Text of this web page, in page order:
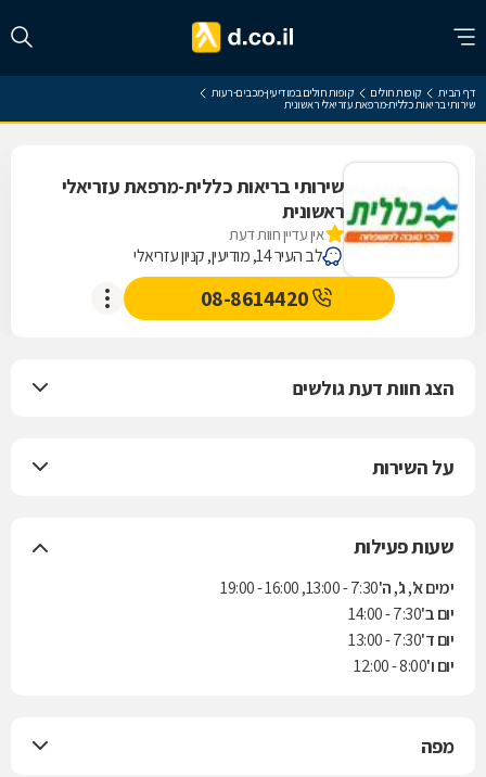
דף הבית קופות חולים קופות חולים במודיעין-מכבים-רעות
שירותי בריאות כללית-מרפאת עזריאלי ראשונית
שירותי בריאות כללית-מרפאת עזריאלי
ראשונית
אין עדיין חוות דעת
לב העיר 14, מודיעין, קניון עזריאלי
08-8614420
הצג חוות דעת גולשים
על השירות
שעות פעילות
ימים א', ג', ה'7:30 - 13:00, 16:00 - 19:00
יום ב'7:30 - 14:00
יום ד'7:30 - 13:00
יום ו'8:00 - 12:00
מפה